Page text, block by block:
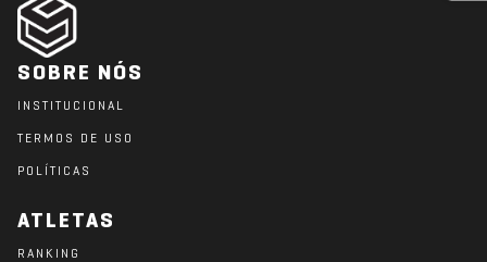
SOBRE NÓS
INSTITUCIONAL
TERMOS DE USO
POLÍTICAS
ATLETAS
RANKING